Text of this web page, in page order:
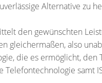
Alternative zu
den gewünschten
gleichermaßen, also
die es ermöglicht,
Telefontechnologie samt